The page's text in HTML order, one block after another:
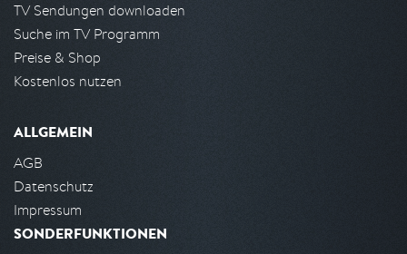
TV Sendungen downloaden
Suche im TV Programm
Preise & Shop
Kostenlos nutzen
ALLGEMEIN
AGB
Datenschutz
Impressum
SONDERFUNKTIONEN